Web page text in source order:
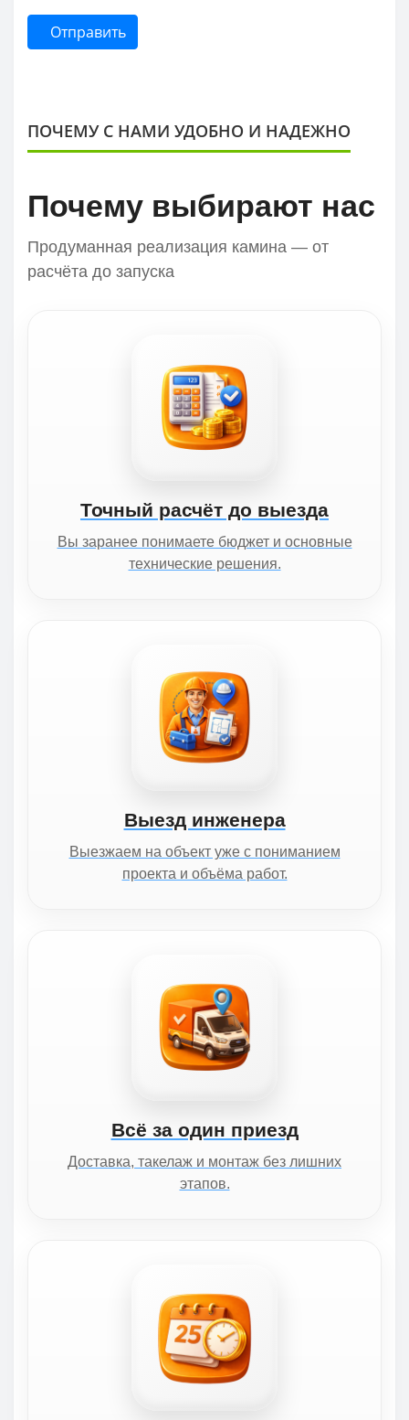
Отправить
ПОЧЕМУ С НАМИ УДОБНО И НАДЕЖНО
Почему выбирают нас
Продуманная реализация камина — от
расчёта до запуска
Точный расчёт до выезда
Вы заранее понимаете бюджет и основные
технические решения.
Выезд инженера
Выезжаем на объект уже с пониманием
проекта и объёма работ.
Всё за один приезд
Доставка, такелаж и монтаж без лишних
этапов.